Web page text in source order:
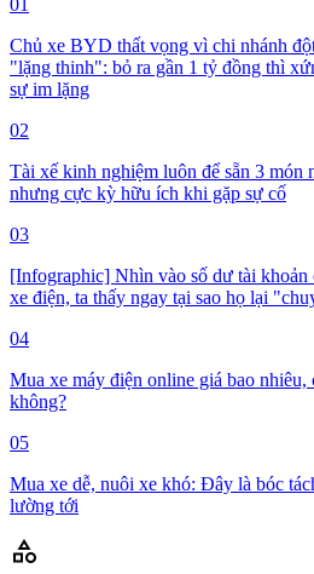
Chủ xe BYD thất vọng vì chi nhánh
"lặng thinh": bỏ ra gần 1 tỷ đồng thì
sự im lặng
02
Tài xế kinh nghiệm luôn để sẵn 3 món
nhưng cực kỳ hữu ích khi gặp sự cố
03
[Infographic] Nhìn vào số dư tài khoản
xe điện, ta thấy ngay tại sao họ lại
04
Mua xe máy điện online giá bao nhiêu,
không?
05
Mua xe dễ, nuôi xe khó: Đây là bóc
lường tới
category